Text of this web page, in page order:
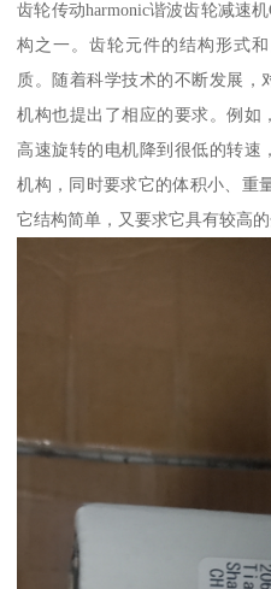
齿轮传动harmonic谐波齿轮减速
构之一。齿轮元件的结构形式
质。随着科学技术的不断发展，
机构也提出了相应的要求。例如
高速旋转的电机降到很低的转速
机构，同时要求它的体积小、重
它结构简单，又要求它具有较高